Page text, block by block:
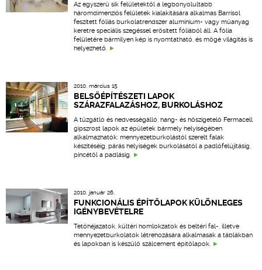
Az egyszerű sík felületektől a legbonyolultabb
háromdimenziós felületek kialakítására alkalmas Barrisol
feszített fóliás burkolatrendszer alumínium- vagy műanyag
keretre speciális szegéssel erősített fóliából áll. A fólia
felületére bármilyen kép is nyomtatható, és mögé világítás is
helyezhető.
2010. március 15.
BELSŐÉPÍTÉSZETI LAPOK
SZÁRAZFALAZÁSHOZ, BURKOLÁSHOZ
A tűzgátló és nedvességálló, hang- és hőszigetelő Fermacell
gipszrost lapok az épületek bármely helyiségében
alkalmazhatók: mennyezetburkolástól szerelt falak
készítéséig, párás helyiségek burkolásától a padlófelújításig,
pincétől a padlásig.
2010. január 26.
FUNKCIONÁLIS ÉPÍTŐLAPOK KÜLÖNLEGES
IGÉNYBEVÉTELRE
Tetőhéjazatok, kültéri homlokzatok és beltéri fal-, illetve
mennyezetburkolatok létrehozására alkalmasak a táblákban
és lapokban is készülő szálcement építőlapok.